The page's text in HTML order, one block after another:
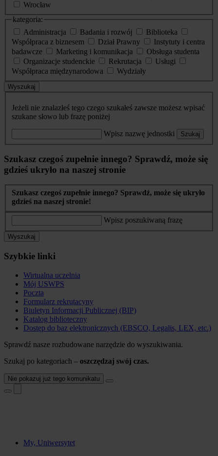
Wrocław
kategoria:
Administracja
Badania i rozwój
Biblioteka
Współpraca z biznesem
Dział Prawny
Instytuty i centra
badawcze
Marketing i komunikacja
Obsługa studenta
Organizacje studenckie
Rekrutacja
Usługi
Współpraca międzynarodowa
Wydziały
Wyszukaj
Jeżeli nie znalazłeś tego czego szukałeś zawsze możesz wpisać
szukane słowo lub frazę poniżej
Wpisz nazwę jednostki Szukaj
Szukasz czegoś zupełnie innego? Sprawdź, może się
gdzieś ukryło na naszej stronie
Szukasz czegoś zupełnie innego? Sprawdź, może się ukryło
gdzieś na naszej stronie!
Wpisz poszukiwaną frazę
Wyszukaj
Szybkie linki
Wirtualna uczelnia
Mój USWPS
Poczta
Formularz rekrutacyny
Biuletyn Informacji Publicznej (BIP)
Katalog biblioteczny
Dostęp do baz elektronicznych (EBSCO, Legalis, LEX, etc.)
Sprawdź nasze rozbudowane narzędzie do wyszukiwania.
Szukaj po kategoriach – oszczędzaj swój czas.
Nie pokazuj już tego komunikatu
My, Uniwersytet